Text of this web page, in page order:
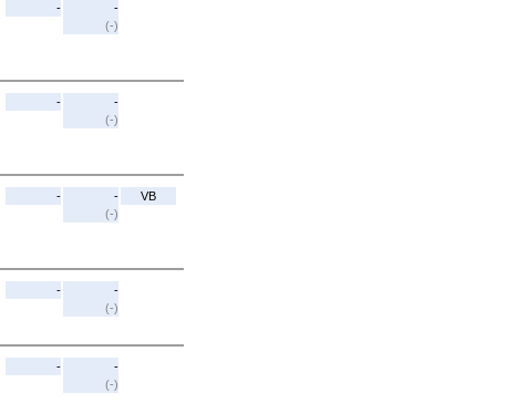
-
-
(-)
-
-
(-)
-
-
(-)
VB
-
-
(-)
-
-
(-)